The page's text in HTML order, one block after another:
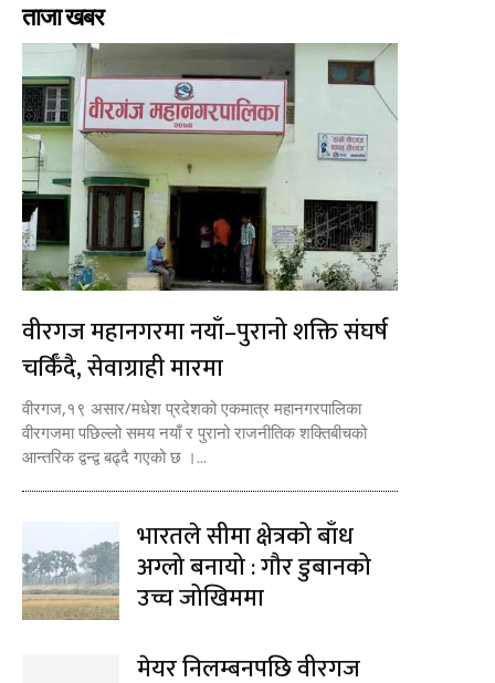
ताजा खबर
वीरगज महानगरमा नयाँ–पुरानो शक्ति संघर्ष
चर्किँदै, सेवाग्राही मारमा
वीरगज,१९ असार/मधेश प्रदेशको एकमात्र महानगरपालिका
वीरगजमा पछिल्लो समय नयाँ र पुरानो राजनीतिक शक्तिबीचको
आन्तरिक द्वन्द्व बढ्दै गएको छ ।...
भारतले सीमा क्षेत्रको बाँध
अग्लो बनायो : गौर डुबानको
उच्च जोखिममा
मेयर निलम्बनपछि वीरगज